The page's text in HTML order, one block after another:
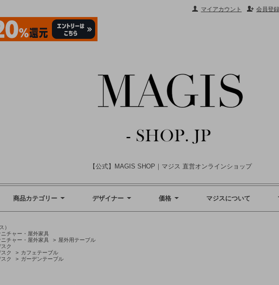
会員登録
マイアカウント
【公式】MAGIS SHOP｜マジス 直営オンラインショップ
商品カテゴリー デザイナー 価格 マジスについて
）
チャー・屋外家具
チャー・屋外家具 > 屋外用テーブル
ク
ク > カフェテーブル
ク > ガーデンテーブル